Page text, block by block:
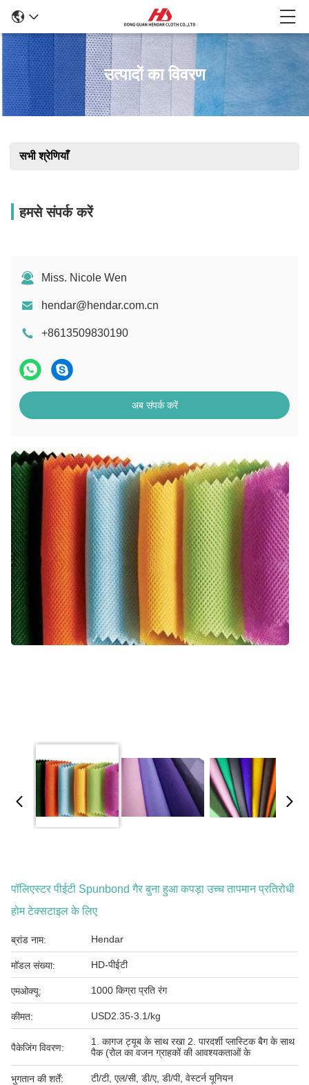
उत्पादों का विवरण
सभी श्रेणियाँ
हमसे संपर्क करें
Miss. Nicole Wen
hendar@hendar.com.cn
+8613509830190
अब संपर्क करें
पॉलिएस्टर पीईटी Spunbond गैर बुना हुआ कपड़ा उच्च तापमान प्रतिरोधी
होम टेक्सटाइल के लिए
ब्रांड नाम: Hendar
मॉडल संख्या: HD-पीईटी
एमओक्यू: 1000 किग्रा प्रति रंग
कीमत: USD2.35-3.1/kg
पैकेजिंग विवरण:
1. कागज ट्यूब के साथ रखा 2. पारदर्शी प्लास्टिक बैग के साथ
पैक (रोल का वजन ग्राहकों की आवश्यकताओं के
भुगतान की शर्तें: टी/टी, एल/सी, डी/ए, डी/पी, वेस्टर्न यूनियन